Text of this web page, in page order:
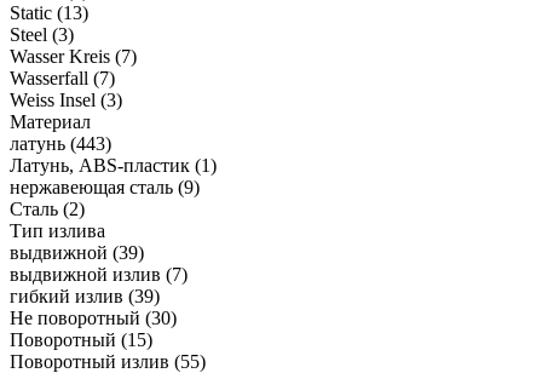
Static (13)
Steel (3)
Wasser Kreis (7)
Wasserfall (7)
Weiss Insel (3)
Материал
латунь (443)
Латунь, ABS-пластик (1)
нержавеющая сталь (9)
Сталь (2)
Тип излива
выдвижной (39)
выдвижной излив (7)
гибкий излив (39)
Не поворотный (30)
Поворотный (15)
Поворотный излив (55)